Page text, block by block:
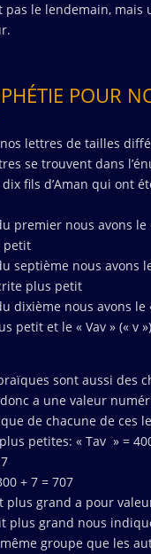
pas le lendemain, mais
POUR
lettres de tailles
se trouvent dans
fils d’Aman qui ont
premier nous avons le
petit
septième nous avons
plus petit
dixième nous avons le
petit et le « Vav » (« v
sont aussi des
a une valeur
de chacune de ces
petites: « Tav » =
+ 7 = 707
plus grand a pour
plus grand nous
groupe que les